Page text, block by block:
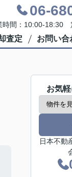
06-
時間：10:00-18:30
査定 お問い合
お気
日本不